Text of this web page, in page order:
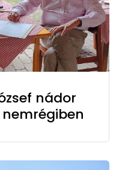
nádor